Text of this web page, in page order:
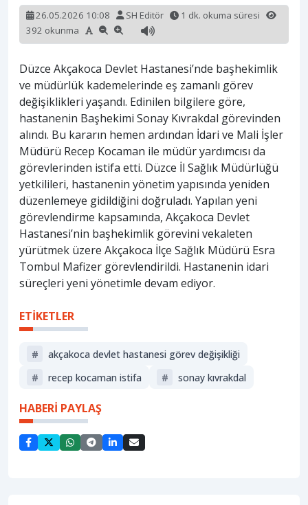
26.05.2026 10:08 SH Editör
1 dk. okuma süresi
392 okunma
Düzce Akçakoca Devlet Hastanesi’nde başhekimlik
ve müdürlük kademelerinde eş zamanlı görev
değişiklikleri yaşandı. Edinilen bilgilere göre,
hastanenin Başhekimi Sonay Kıvrakdal görevinden
alındı. Bu kararın hemen ardından İdari ve Mali İşler
Müdürü Recep Kocaman ile müdür yardımcısı da
görevlerinden istifa etti. Düzce İl Sağlık Müdürlüğü
yetkilileri, hastanenin yönetim yapısında yeniden
düzenlemeye gidildiğini doğruladı. Yapılan yeni
görevlendirme kapsamında, Akçakoca Devlet
Hastanesi’nin başhekimlik görevini vekaleten
yürütmek üzere Akçakoca İlçe Sağlık Müdürü Esra
Tombul Mafizer görevlendirildi. Hastanenin idari
süreçleri yeni yönetimle devam ediyor.
ETİKETLER
#
akçakoca devlet hastanesi görev değişikliği
#
recep kocaman istifa # sonay kıvrakdal
HABERİ PAYLAŞ